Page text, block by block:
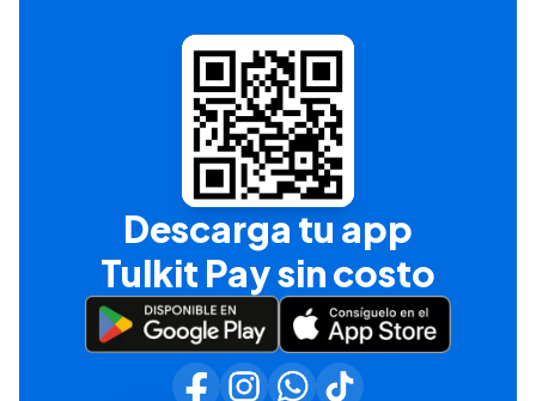
Descarga tu app
Tulkit Pay sin costo